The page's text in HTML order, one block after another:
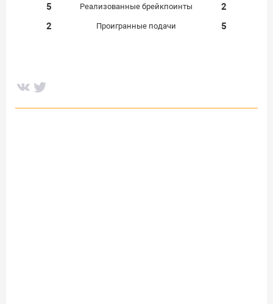
5
Реализованные брейкпоинты
2
2
Проигранные подачи 5